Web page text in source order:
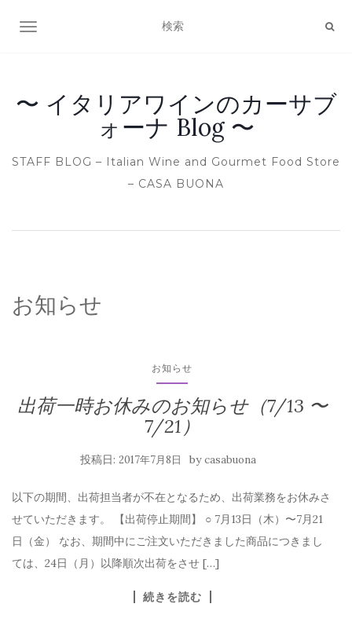
ナビゲーション切り替え
〜 イタリアワインのカーサブ
ォーナ Blog 〜
STAFF BLOG – Italian Wine and Gourmet Food Store
– CASA BUONA
お知らせ
お知らせ
出荷一時お休みのお知らせ（7/13 〜
7/21）
投稿日: 2017年7月8日 bycasabuona
以下の期間、出荷担当者が不在となるため、出荷業務をお休みさ
せていただきます。 【出荷停止期間】 ○ 7月13日（木）〜7月21
日（金） なお、期間中にご注文いただきました商品につきまし
ては、24日（月）以降順次出荷をさせ […]
続きを読む